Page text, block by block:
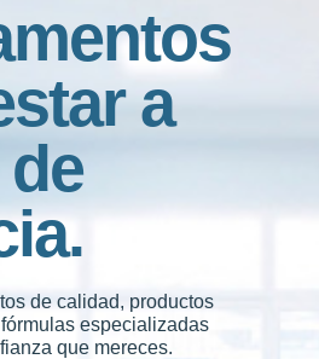
a
de calidad, productos
especializadas
que mereces.